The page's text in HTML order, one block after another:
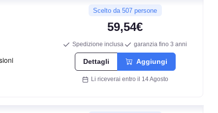
Scelto da 507 persone
59,54€
Spedizione inclusa garanzia fino 3 anni
Dettagli Aggiungi
Li riceverai entro il 14 Agosto